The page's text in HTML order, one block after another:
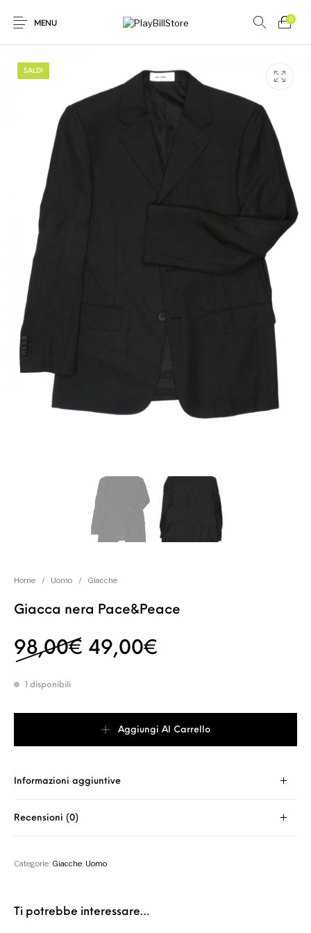
MENU
0
Novità
SALDI
Home / Uomo / Giacche
Giacca nera Pace&Peace
98,00€ Il prezzo originale era:
49,00€
1 disponibili
Aggiungi Al Carrello
Informazioni aggiuntive
Recensioni (0)
Categorie: Giacche, Uomo
Ti potrebbe interessare…